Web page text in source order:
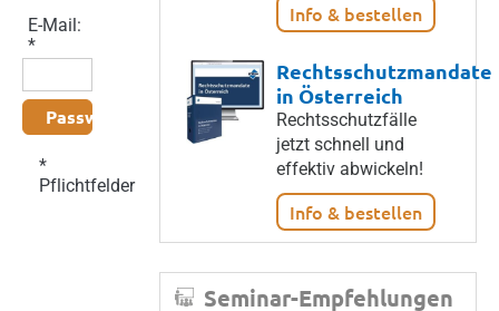
E-Mail:
*
Passwort anfordern
*
Pflichtfelder
Info & bestellen
Rechtsschutzmandate
in Österreich
Rechtsschutzfälle
jetzt schnell und
effektiv abwickeln!
Info & bestellen
Seminar-Empfehlungen